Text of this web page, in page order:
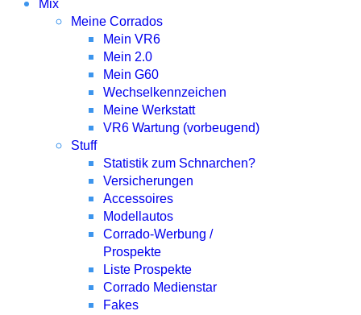
Mix
Meine Corrados
Mein VR6
Mein 2.0
Mein G60
Wechselkennzeichen
Meine Werkstatt
VR6 Wartung (vorbeugend)
Stuff
Statistik zum Schnarchen?
Versicherungen
Accessoires
Modellautos
Corrado-Werbung /
Prospekte
Liste Prospekte
Corrado Medienstar
Fakes